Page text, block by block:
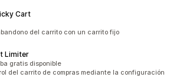
Cart
del carrito con un carrito fijo
Limiter
totalgratis disponible
del carrito de compras mediante la configuración